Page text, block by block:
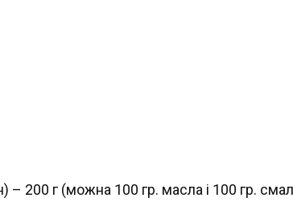
– 200 г (можна 100 гр. масла і 100 гр.